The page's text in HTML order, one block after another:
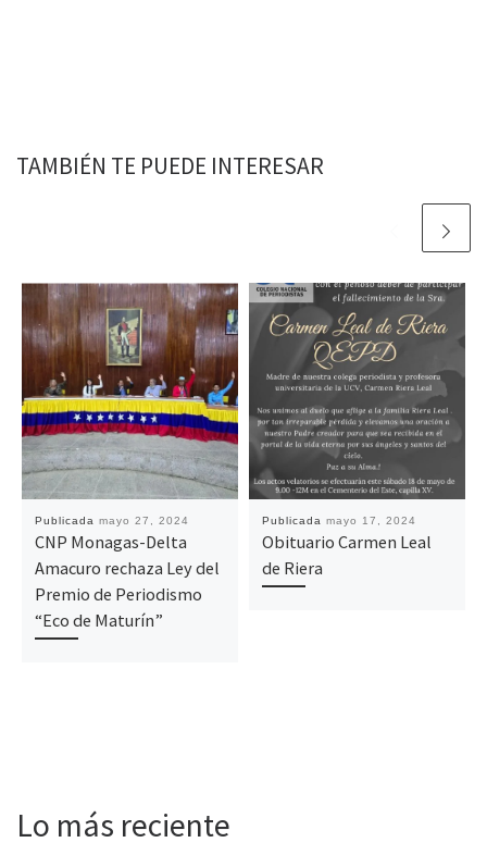
TAMBIÉN TE PUEDE INTERESAR
Publicada mayo 27, 2024
CNP Monagas-Delta
Amacuro rechaza Ley del
Premio de Periodismo
“Eco de Maturín”
Publicada mayo 17, 2024
Obituario Carmen Leal
de Riera
Lo más reciente